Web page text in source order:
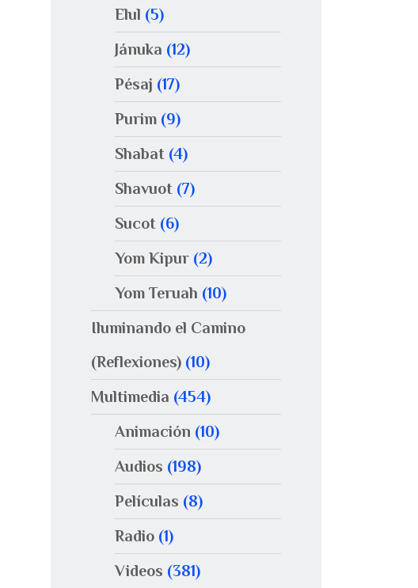
Elul (5)
Jánuka (12)
Pésaj (17)
Purim (9)
Shabat (4)
Shavuot (7)
Sucot (6)
Yom Kipur (2)
Yom Teruah (10)
Iluminando el Camino
(Reflexiones) (10)
Multimedia (454)
Animación (10)
Audios (198)
Películas (8)
Radio (1)
Videos (381)